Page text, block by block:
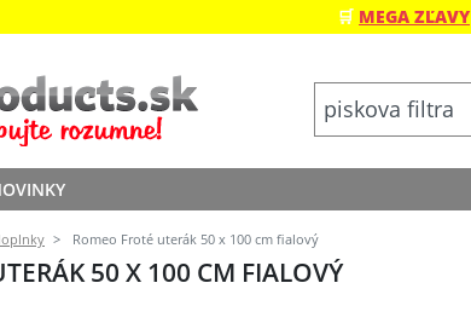
🛒 MEGA ZĽAVY
Romeo Froté uterák 50 x 100 cm fialový
50 X 100 CM FIALOVÝ